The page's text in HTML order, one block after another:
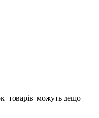
товарів можуть дещо